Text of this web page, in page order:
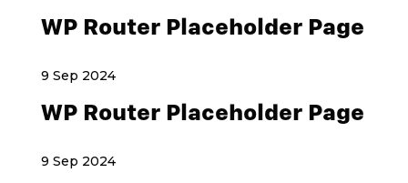
WP Router Placeholder Page
9 Sep 2024
WP Router Placeholder Page
9 Sep 2024